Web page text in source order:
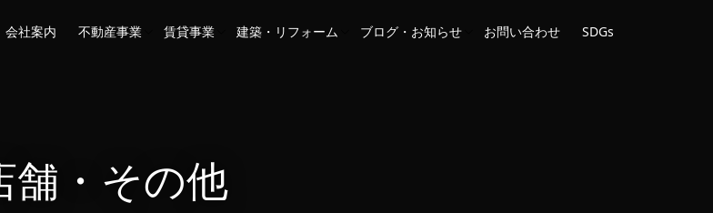
会社案内 不動産事業 賃貸事業 建築・リフォーム ブログ・お知らせ お問い合わせ SDGs